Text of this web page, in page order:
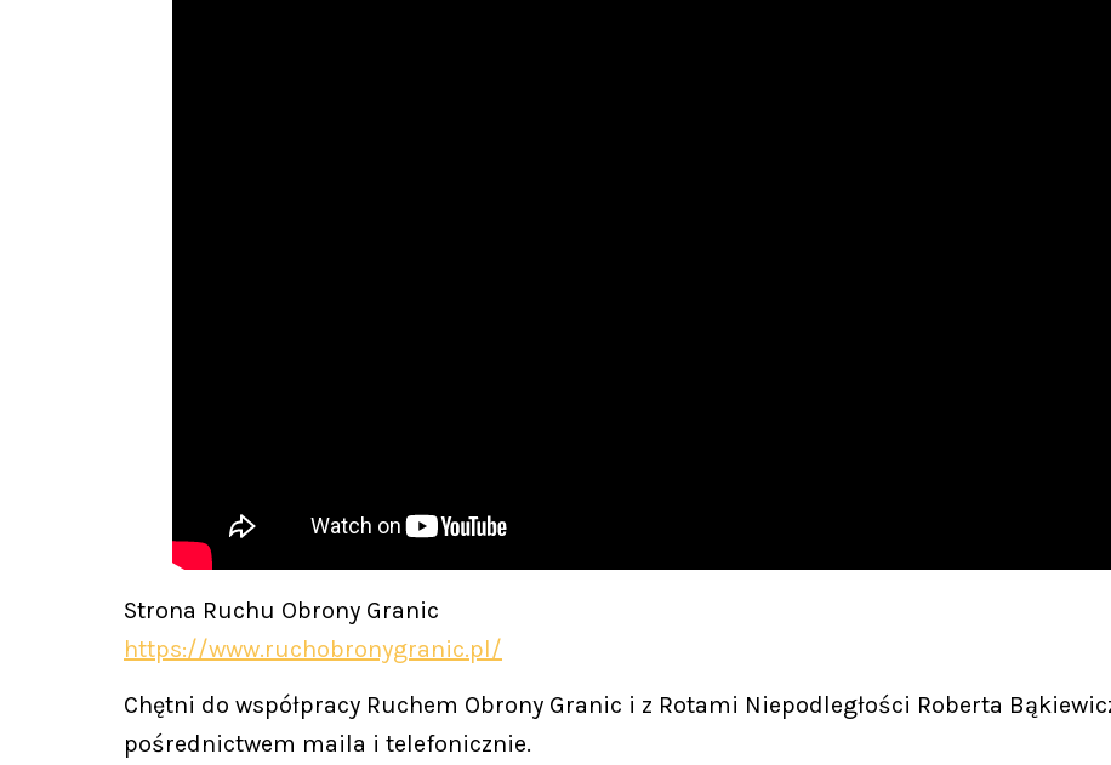
Strona Ruchu Obrony Granic
https://www.ruchobronygranic.pl/
Chętni do współpracy Ruchem Obrony Granic i z Rotami Niepodległości Roberta
pośrednictwem maila i telefonicznie.